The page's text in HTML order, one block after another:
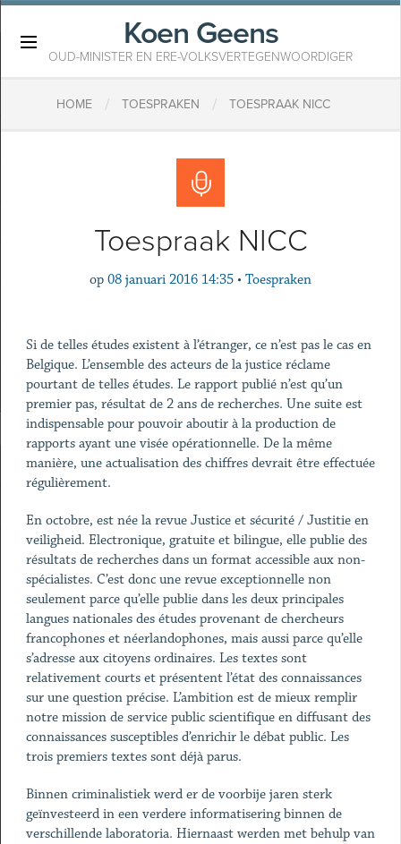
Koen Geens
OUD-MINISTER EN ERE-VOLKSVERTEGENWOORDIGER
HOME / TOESPRAKEN / TOESPRAAK NICC
Toespraak NICC
op 08 januari 2016 14:35 • Toespraken
Si de telles études existent à l’étranger, ce n’est pas le cas en
Belgique. L’ensemble des acteurs de la justice réclame
pourtant de telles études. Le rapport publié n’est qu’un
premier pas, résultat de 2 ans de recherches. Une suite est
indispensable pour pouvoir aboutir à la production de
rapports ayant une visée opérationnelle. De la même
manière, une actualisation des chiffres devrait être effectuée
régulièrement.
En octobre, est née la revue Justice et sécurité / Justitie en
veiligheid. Electronique, gratuite et bilingue, elle publie des
résultats de recherches dans un format accessible aux non-
spécialistes. C’est donc une revue exceptionnelle non
seulement parce qu’elle publie dans les deux principales
langues nationales des études provenant de chercheurs
francophones et néerlandophones, mais aussi parce qu’elle
s’adresse aux citoyens ordinaires. Les textes sont
relativement courts et présentent l’état des connaissances
sur une question précise. L’ambition est de mieux remplir
notre mission de service public scientifique en diffusant des
connaissances susceptibles d’enrichir le débat public. Les
trois premiers textes sont déjà parus.
Binnen criminalistiek werd er de voorbije jaren sterk
geïnvesteerd in een verdere informatisering binnen de
verschillende laboratoria. Hiernaast werden met behulp van